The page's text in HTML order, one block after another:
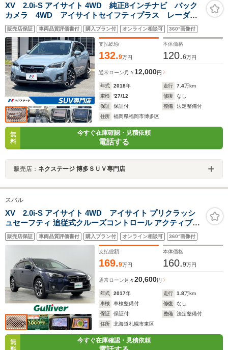
XV 2.0i-S アイサイト 4WD 純正8インチナビ バック
カメラ 4WD アイサイトセイフティプラス レーダー
クルーズ ドラレコ パワーシート スマートキー
LEDヘッド ETC 純正18インチアルミ オートデュア
ルエアコン
販売店保証 車両品質評価書付 購入プラン付 オンライン相談可 360°画像付
支払総額
132.9万円
本体価格
120.6万円
通常ローン 月々 12,000円
年式 2018年 走行 7.4万km
車検
'27/12 修復
なし
保証
保証付 整備
法定整備付
住所
福岡県福岡市博多区
無
料
今すぐ在庫確認・見積依頼
電話する
販売店： ネクステージ 博多ＳＵＶ専門店
スバル
XV 2.0i-S アイサイト 4WD アイサイト プリクラッシ
ュセーフティ 追従式クルーズコントロール アクティブレ
ーンキープアシスト 純正SDナビ フルセグTV DVD CD
USB BT バックカメラ シートヒーター LEDライト
販売店保証 車両品質評価書付 購入プラン付 オンライン相談可 360°画像付
支払総額
169.9万円
本体価格
160.9万円
通常ローン 月々20,600円
年式 2017年 走行 1.8万km
車検
車検整備付 修復
なし
保証
保証付 整備
法定整備付
住所
北海道札幌市東区
無
今すぐ在庫確認・見積依頼